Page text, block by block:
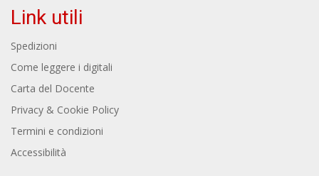
Link utili
Spedizioni
Come leggere i digitali
Carta del Docente
Privacy & Cookie Policy
Termini e condizioni
Accessibilità